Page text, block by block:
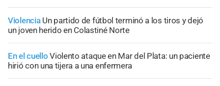
Violencia Un partido de fútbol terminó a los tiros y dejó
un joven herido en Colastiné Norte
En el cuello Violento ataque en Mar del Plata: un paciente
hirió con una tijera a una enfermera